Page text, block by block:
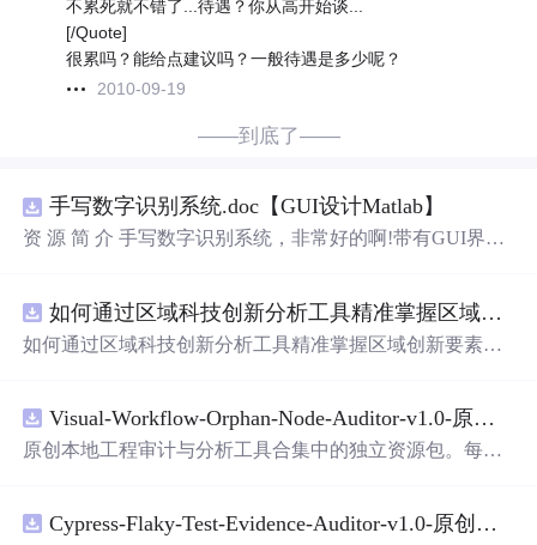
不累死就不错了...待遇？你从高开始谈...
[/Quote]
很累吗？能给点建议吗？一般待遇是多少呢？
2010-09-19
——到底了——
手写数字识别系统.doc【GUI设计Matlab】
资 源 简 介 手写数字识别系统，非常好的啊!带有GUI界
带有直观的图形用户界面（GUI），非常容易使用。你只
需要将手写数字输入系统，它将立即给出准确的识别结
是一个非常方便和实用的工具，你一定会喜欢它的！
如何通过区域科技创新分析工具精准掌握区域创新要素分布与产业链融合现状？.docx
如何通过区域科技创新分析工具精准掌握区域创新要素分
Visual-Workflow-Orphan-Node-Auditor-v1.0-原创源码与文档.zip
原创本地工程审计与分析工具合集中的独立资源包。每个
README、运行说明、功能清单、MIT License及原创与授
Cypress-Flaky-Test-Evidence-Auditor-v1.0-原创源码与文档.zip